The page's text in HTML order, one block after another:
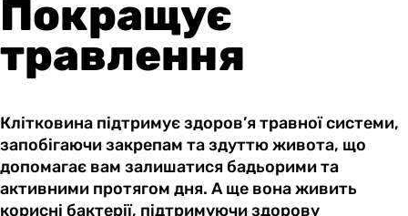
Покращує
травлення
Клітковина підтримує здоров’я травної системи,
запобігаючи закрепам та здуттю живота, що
допомагає вам залишатися бадьорими та
активними протягом дня. А ще вона живить
корисні бактерії, підтримуючи здорову